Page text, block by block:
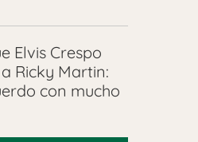
Elvis Crespo
Ricky Martin:
con mucho